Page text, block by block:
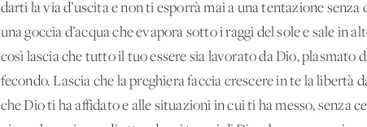
darti la via d’uscita e non ti esporrà mai a una tentazione
una goccia d’acqua che evapora sotto i raggi del sole e sale in
così lascia che tutto il tuo essere sia lavorato da Dio,
fecondo. Lascia che la preghiera faccia crescere in te la libertà
che Dio ti ha affidato e alle situazioni in cui ti ha messo, senza